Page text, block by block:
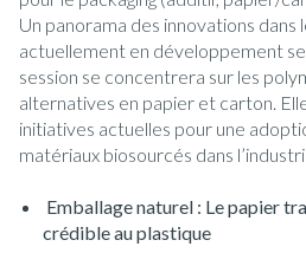
Un panorama des innovations
actuellement en développement
session se concentrera sur les
alternatives en papier et carton.
initiatives actuelles pour une
matériaux biosourcés dans
Emballage naturel : Le papier
crédible au plastique